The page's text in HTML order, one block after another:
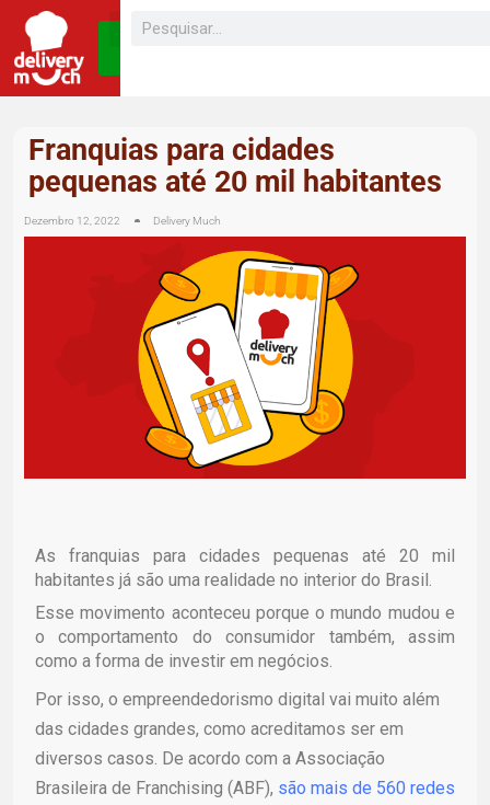
SEJA UM
Franquias para cidades
pequenas até 20 mil habitantes
Dezembro 12, 2022 Delivery Much
As franquias para cidades pequenas até 20 mil
habitantes já são uma realidade no interior do Brasil.
Esse movimento aconteceu porque o mundo mudou e
o comportamento do consumidor também, assim
como a forma de investir em negócios.
Por isso, o empreendedorismo digital vai muito além
das cidades grandes, como acreditamos ser em
diversos casos. De acordo com a Associação
Brasileira de Franchising (ABF), são mais de 560 redes